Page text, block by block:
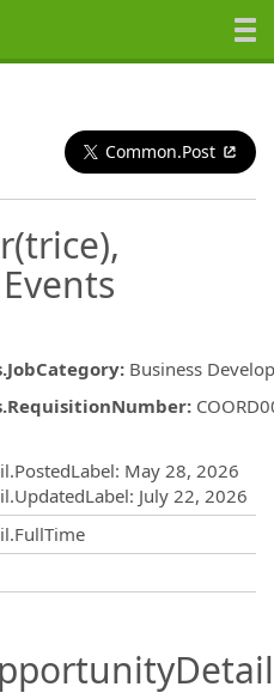
Common.Post
: Business
:
: May 28, 2026
: July 22, 2026